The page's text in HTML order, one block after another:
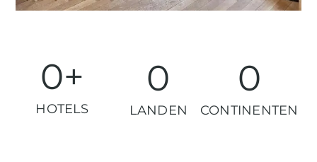
0+
HOTELS
0
LANDEN
0
CONTINENTEN